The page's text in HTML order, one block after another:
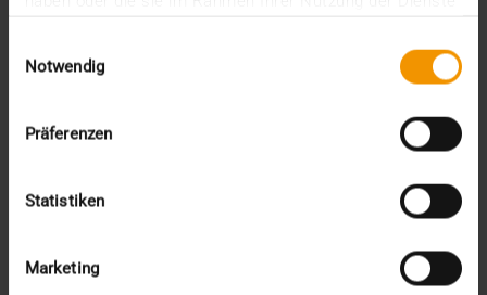
Notwendig
Präferenzen
Statistiken
Marketing